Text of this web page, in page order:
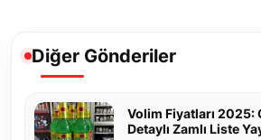
Diğer Gönderiler
Volim Fiyatları 2025:
Detaylı Zamlı Liste